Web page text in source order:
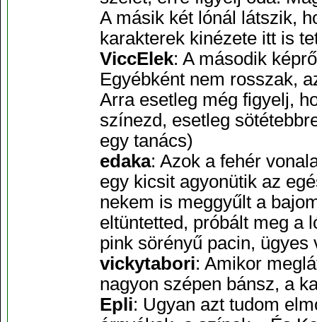
A másik két lónál látszik,
karakterek kinézete itt is
ViccElek: A második
Egyébként nem rosszak,
Arra esetleg még figyelj,
színezd, esetleg
egy tanács)
edaka: Azok a fehér
egy kicsit agyonütik az
nekem is meggyűlt a
eltüntetted, próbált meg a
pink sörényű pacin, ügyes
vickytabori: Amikor
nagyon szépen bánsz, a
Epli: Ugyan azt tudom